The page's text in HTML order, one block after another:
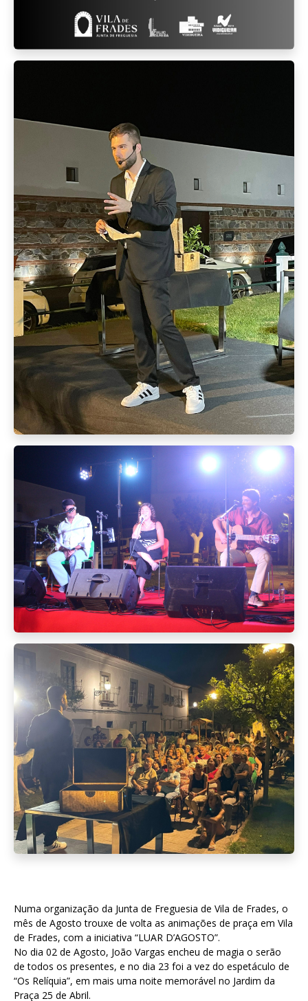
Numa organização da Junta de Freguesia de Vila de Frades, o
mês de Agosto trouxe de volta as animações de praça em Vila
de Frades, com a iniciativa “LUAR D’AGOSTO”.
No dia 02 de Agosto, João Vargas encheu de magia o serão
de todos os presentes, e no dia 23 foi a vez do espetáculo de
“Os Relíquia”, em mais uma noite memorável no Jardim da
Praça 25 de Abril.